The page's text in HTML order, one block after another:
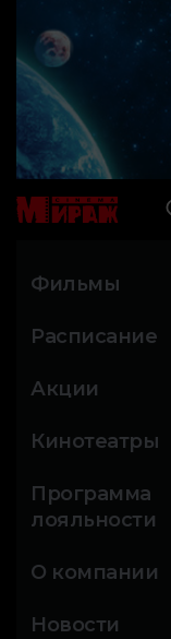
Фильмы
Расписание
Акции
Кинотеатры
Программа
лояльности
О компании
Новости